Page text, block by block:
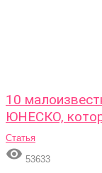
10
ЮНЕСКО,
Статья
 53633